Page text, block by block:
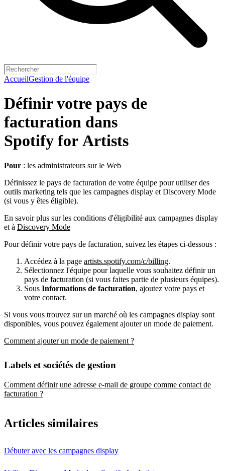
AccueilGestion de l'équipe
Définir votre pays de
facturation dans
Spotify for Artists
Pour : les administrateurs sur le Web
Définissez le pays de facturation de votre équipe pour utiliser des
outils marketing tels que les campagnes display et Discovery Mode
(si vous y êtes éligible).
En savoir plus sur les conditions d'éligibilité aux campagnes display
et à Discovery Mode
Pour définir votre pays de facturation, suivez les étapes ci-dessous :
Accédez à la page artists.spotify.com/c/billing.
Sélectionnez l'équipe pour laquelle vous souhaitez définir un
pays de facturation (si vous faites partie de plusieurs équipes).
Sous Informations de facturation, ajoutez votre pays et
votre contact.
Si vous vous trouvez sur un marché où les campagnes display sont
disponibles, vous pouvez également ajouter un mode de paiement.
Comment ajouter un mode de paiement ?
Labels et sociétés de gestion
Comment définir une adresse e-mail de groupe comme contact de
facturation ?
Articles similaires
Débuter avec les campagnes display